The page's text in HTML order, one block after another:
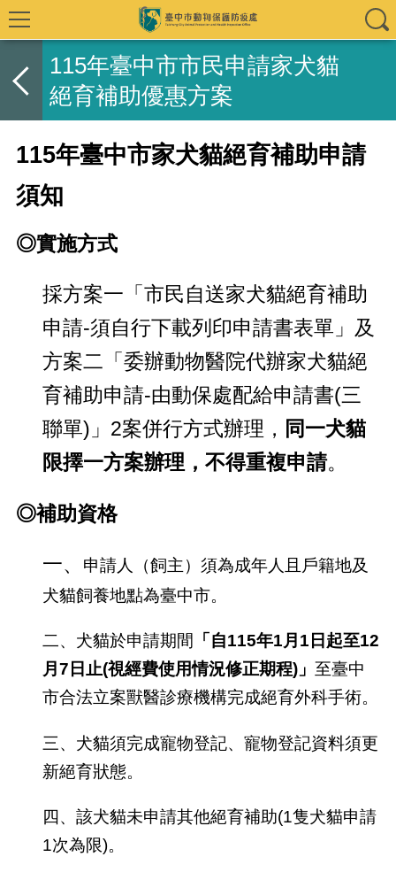
115年臺中市市民申請家犬貓
絕育補助優惠方案
115年臺中市家犬貓絕育補助申請
須知
◎實施方式
採方案一「市民自送家犬貓絕育補助
申請-須自行下載列印申請書表單」及
方案二「委辦動物醫院代辦家犬貓絕
育補助申請-由動保處配給申請書(三
聯單)」2案併行方式辦理， 同一犬貓
限擇一方案辦理，不得重複申請。
◎補助資格
一、
申請人（飼主）須為成年人且戶籍地及
犬貓飼養地點為臺中市。
二、 犬貓於申請期間 「自115年1月 1 日起至12
月7 日止(視經費使用情況修正期程)」 至臺中
市合法立案獸醫診療機構完成絕育外科手術。
三、 犬貓須完成寵物登記、寵物登記資料須更
新絕育狀態。
四、 該犬貓未申請其他絕育補助(1隻犬貓申請
1次為限)。